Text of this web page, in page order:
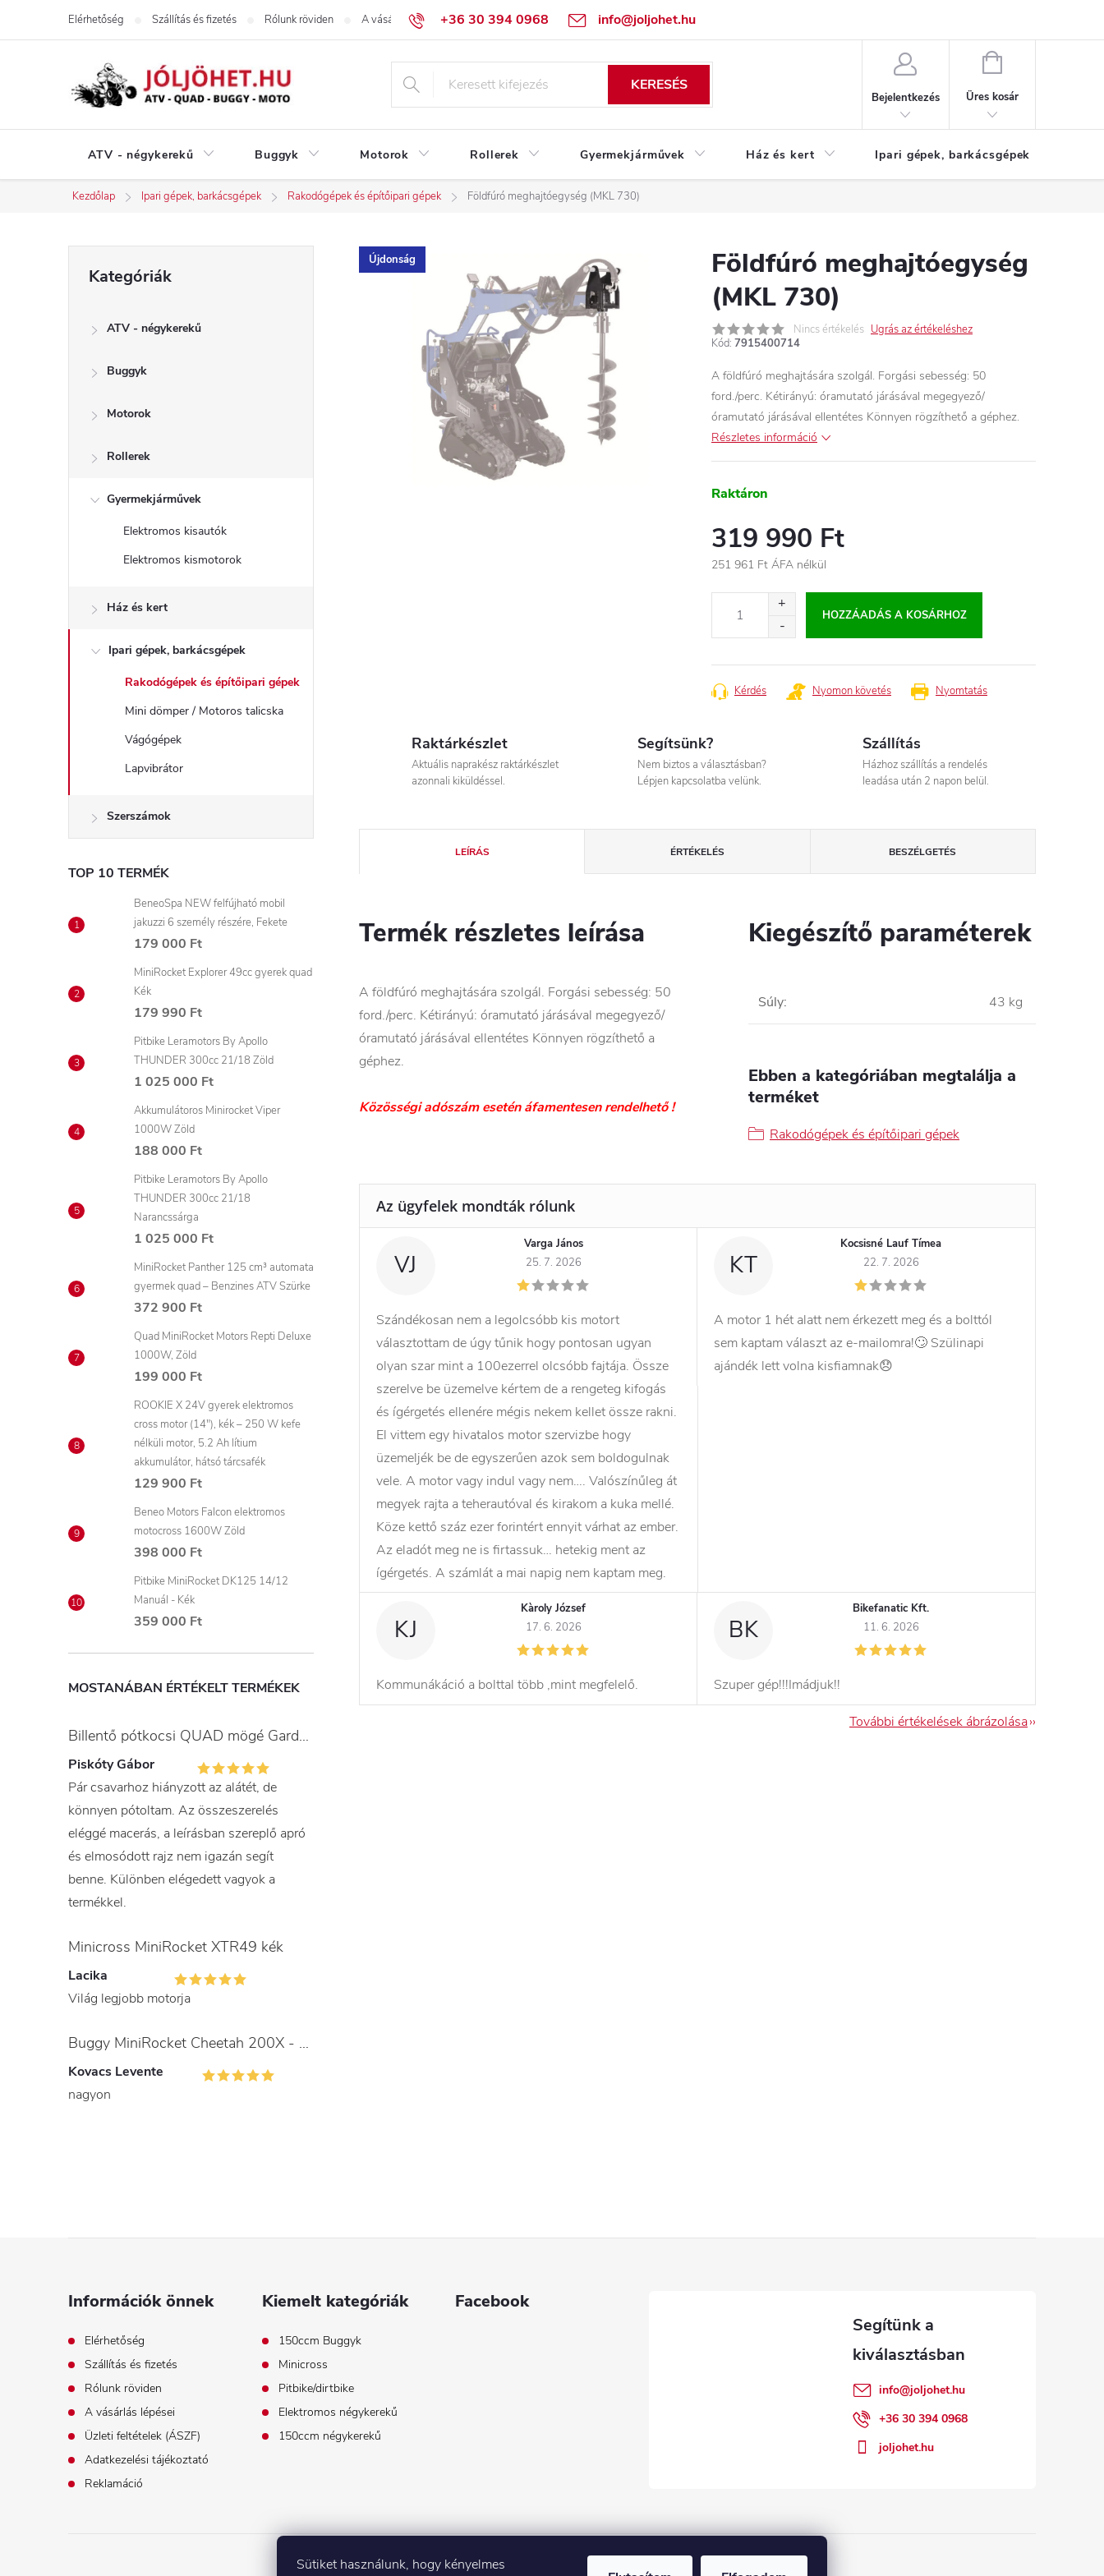
Sütiket használunk, hogy kényelmes
+36 30 394 0968 info@joljohet.hu
Elérhetőség Szállítás és fizetés Rólunk röviden A vásárlás lépései Üzleti feltételek (ÁSZF) Adatkezelési tájékoztató
KERESÉS
Bejelentkezés
KOSÁR
Üres kosár
ATV - négykerekű Buggyk Motorok Rollerek Gyermekjárművek Ház és kert Ipari gépek, barkácsgépek
Kezdőlap Ipari gépek, barkácsgépek Rakodógépek és építőipari gépek Földfúró meghajtóegység (MKL 730)
O
n
átugrása
Kategóriák
ATV - négykerekű
Buggyk
Motorok
Rollerek
Gyermekjárművek
Elektromos kisautók
Elektromos kismotorok
Ház és kert
Ipari gépek, barkácsgépek
Rakodógépek és építőipari gépek
Mini dömper / Motoros talicska
Vágógépek
Lapvibrátor
Szerszámok
TOP 10 TERMÉK
BeneoSpa NEW felfújható mobil
jakuzzi 6 személy részére, Fekete
179 000 Ft
MiniRocket Explorer 49cc gyerek quad
Kék
179 990 Ft
Pitbike Leramotors By Apollo
THUNDER 300cc 21/18 Zöld
1 025 000 Ft
Akkumulátoros Minirocket Viper
1000W Zöld
188 000 Ft
Pitbike Leramotors By Apollo
THUNDER 300cc 21/18
Narancssárga
1 025 000 Ft
MiniRocket Panther 125 cm³ automata
gyermek quad – Benzines ATV Szürke
372 900 Ft
Quad MiniRocket Motors Repti Deluxe
1000W, Zöld
199 000 Ft
ROOKIE X 24V gyerek elektromos
cross motor (14"), kék – 250 W kefe
nélküli motor, 5.2 Ah lítium
akkumulátor, hátsó tárcsafék
129 900 Ft
Beneo Motors Falcon elektromos
motocross 1600W Zöld
398 000 Ft
Pitbike MiniRocket DK125 14/12
Manuál - Kék
359 000 Ft
MOSTANÁBAN ÉRTÉKELT TERMÉKEK
Billentő pótkocsi QUAD mögé Gardner
Piskóty Gábor
Pár csavarhoz hiányzott az alátét, de
könnyen pótoltam. Az összeszerelés
eléggé macerás, a leírásban szereplő apró
és elmosódott rajz nem igazán segít
benne. Különben elégedett vagyok a
termékkel.
Minicross MiniRocket XTR49 kék
Lacika
Világ legjobb motorja
Buggy MiniRocket Cheetah 200X - gyerekeknek és felnőtteknek
Kovacs Levente
nagyon
Újdonság
Földfúró meghajtóegység
(MKL 730)
Nincs értékelés Ugrás az értékeléshez
Kód: 7915400714
A földfúró meghajtására szolgál. Forgási sebesség: 50
ford./perc. Kétirányú: óramutató járásával megegyező/
óramutató járásával ellentétes Könnyen rögzíthető a géphez.
Részletes információ
Raktáron
319 990 Ft
251 961 Ft ÁFA nélkül
HOZZÁADÁS A KOSÁRHOZ
Nyomtatás
Kérdés Nyomon követés
Raktárkészlet
Aktuális naprakész raktárkészlet
azonnali kiküldéssel.
Segítsünk?
Nem biztos a választásban?
Lépjen kapcsolatba velünk.
Szállítás
Házhoz szállítás a rendelés
leadása után 2 napon belül.
LEÍRÁS ÉRTÉKELÉS BESZÉLGETÉS
Termék részletes leírása
A földfúró meghajtására szolgál. Forgási sebesség: 50
ford./perc. Kétirányú: óramutató járásával megegyező/
óramutató járásával ellentétes Könnyen rögzíthető a
géphez.
Közösségi adószám esetén áfamentesen rendelhető !
Kiegészítő paraméterek
Súly: 43 kg
Ebben a kategóriában megtalálja a
terméket
Rakodógépek és építőipari gépek
VJ
Varga János
25. 7. 2026
Szándékosan nem a legolcsóbb kis motort
választottam de úgy tűnik hogy pontosan ugyan
olyan szar mint a 100ezerrel olcsóbb fajtája. Össze
szerelve be üzemelve kértem de a rengeteg kifogás
és ígérgetés ellenére mégis nekem kellet össze rakni.
El vittem egy hivatalos motor szervizbe hogy
üzemeljék be de egyszerűen azok sem boldogulnak
vele. A motor vagy indul vagy nem…. Valószínűleg át
megyek rajta a teherautóval és kirakom a kuka mellé.
Köze kettő száz ezer forintért ennyit várhat az ember.
Az eladót meg ne is firtassuk… hetekig ment az
ígérgetés. A számlát a mai napig nem kaptam meg.
KT
Kocsisné Lauf Tímea
22. 7. 2026
A motor 1 hét alatt nem érkezett meg és a bolttól
sem kaptam választ az e-mailomra!🙄 Szülinapi
ajándék lett volna kisfiamnak😞
KJ
Kàroly József
17. 6. 2026
Kommunákáció a bolttal több ,mint megfelelő.
BK
Bikefanatic Kft.
11. 6. 2026
Szuper gép!!!Imádjuk!!
További értékelések ábrázolása
Információk önnek
Elérhetőség
Szállítás és fizetés
Rólunk röviden
A vásárlás lépései
Üzleti feltételek (ÁSZF)
Adatkezelési tájékoztató
Reklamáció
Kiemelt kategóriák
150ccm Buggyk
Minicross
Pitbike/dirtbike
Elektromos négykerekű
150ccm négykerekű
Facebook
info@joljohet.hu
+36 30 394 0968
joljohet.hu